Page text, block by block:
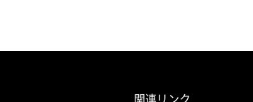
関連リンク